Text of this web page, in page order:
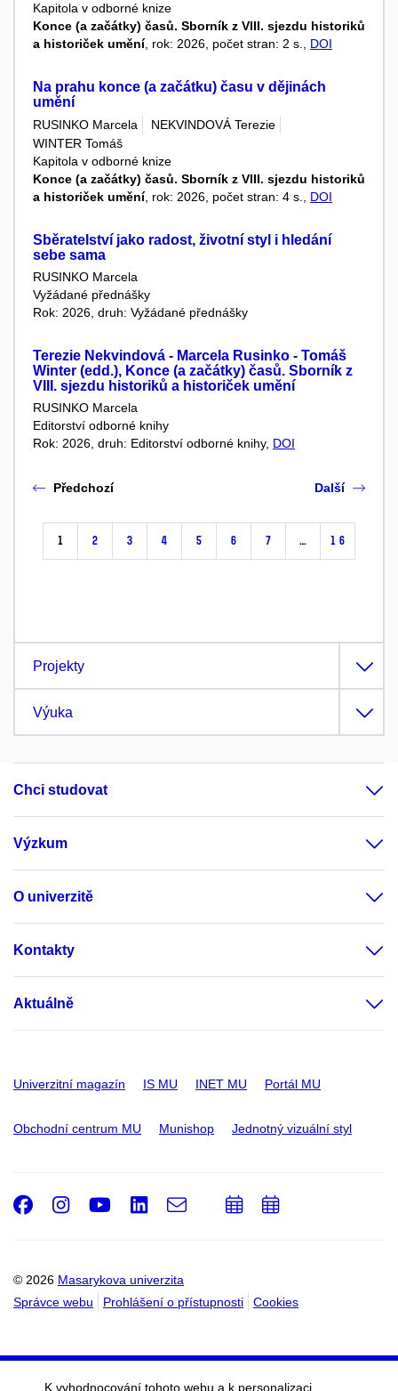
Kapitola v odborné knize
Konce (a začátky) časů. Sborník z VIII. sjezdu historiků
a historiček umění, rok: 2026, počet stran: 2 s., DOI
Na prahu konce (a začátku) času v dějinách
umění
RUSINKO Marcela
NEKVINDOVÁ Terezie
WINTER Tomáš
Kapitola v odborné knize
Konce (a začátky) časů. Sborník z VIII. sjezdu historiků
a historiček umění, rok: 2026, počet stran: 4 s., DOI
Sběratelství jako radost, životní styl i hledání
sebe sama
RUSINKO Marcela
Vyžádané přednášky
Rok: 2026, druh: Vyžádané přednášky
Terezie Nekvindová - Marcela Rusinko - Tomáš
Winter (edd.), Konce (a začátky) časů. Sborník z
VIII. sjezdu historiků a historiček umění
RUSINKO Marcela
Editorství odborné knihy
Rok: 2026, druh: Editorství odborné knihy, DOI
Předchozí
1 2 3 4 5 6 7 … 16
Další
Projekty
Výuka
Chci studovat
Výzkum
O univerzitě
Kontakty
Aktuálně
Univerzitní magazín IS MU INET MU Portál MU
Obchodní centrum MU Munishop Jednotný vizuální styl
© 2026 Masarykova univerzita
Správce webu
Prohlášení o přístupnosti Cookies
Facebook
Instagram
Youtube
LinkedIn
e-
PřidatPřidat
K vyhodnocování tohoto webu a k personalizaci